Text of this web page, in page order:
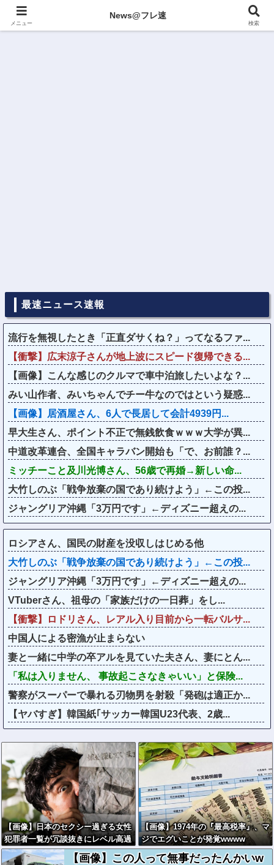
最速ニュース速報
流行を無視したとき「正直ダサくね？」ってなるファ...
【衝撃】広末涼子さんが地上波にスピード復帰できる...
【画像】こんな感じのクルマで車中泊旅したいよな？...
みい山作者、みいちゃんでチー牛なのではという疑惑...
【画像】居酒屋さん、6人で長居して会計4939円...
早大生さん、ポイント不正で無銭飲食ｗｗｗ大学が異...
中道改革連合、全国キャラバン開始も「で、お前誰？...
ミッチーこと及川光博さん、56歳で再婚→新しい命...
大竹しのぶ「戦争放棄の国であり続けよう」←この投...
ジャングリア沖縄「3万円です」←ディズニー超えの...
ロシアさん、国民の財産を没収しはじめる他
大竹しのぶ「戦争放棄の国であり続けよう」←この投...
ジャングリア沖縄「3万円です」←ディズニー超えの...
VTuberさん、祖母の「家族だけの一日葬」をし...
【衝撃】ロドリさん、レアル入り目前から一転バルサ...
中国人による密漁が止まらない
妻と一緒に中学の卒アルを見ていた夫さん、妻にとん...
「私は入りません、 事故起こさなきゃいい」と保険...
警察がスーパーで暴れる刃物男を射殺「発砲は適正か...
【ヤバすぎ】韓国紙｢サッカー韓国U23代表、2歳...
【画像】日本のセクシー過ぎる女性
犯罪者一覧が冗談抜きにレベル高過
ぎる件w w w w w w w w w
【画像】1974年の『最高税率』、マ
ジでエグいことが発覚wwww
【画像】この人って無事だったんかいw
メニュー
News@フレ速
検索